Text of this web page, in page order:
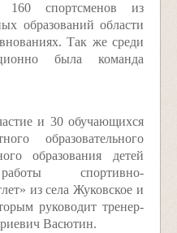
спортсменов из
образований области
Так же среди
была команда
и 30 обучающихся
образовательного
образования детей
спортивно-
из села Жуковское и
руководит тренер-
Васютин.